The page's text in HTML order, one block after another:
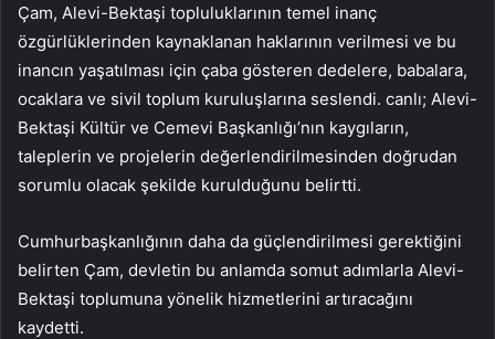
Çam, Alevi-Bektaşi topluluklarının temel inanç
özgürlüklerinden kaynaklanan haklarının verilmesi ve bu
inancın yaşatılması için çaba gösteren dedelere, babalara,
ocaklara ve sivil toplum kuruluşlarına seslendi. canlı; Alevi-
Bektaşi Kültür ve Cemevi Başkanlığı’nın kaygıların,
taleplerin ve projelerin değerlendirilmesinden doğrudan
sorumlu olacak şekilde kurulduğunu belirtti.
Cumhurbaşkanlığının daha da güçlendirilmesi gerektiğini
belirten Çam, devletin bu anlamda somut adımlarla Alevi-
Bektaşi toplumuna yönelik hizmetlerini artıracağını
kaydetti.